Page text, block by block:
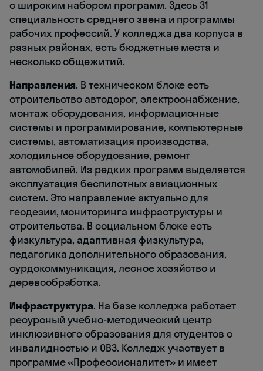
с широким набором программ. Здесь 31
специальность среднего звена и программы
рабочих профессий. У колледжа два корпуса в
разных районах, есть бюджетные места и
несколько общежитий.
Направления. В техническом блоке есть
строительство автодорог, электроснабжение,
монтаж оборудования, информационные
системы и программирование, компьютерные
системы, автоматизация производства,
холодильное оборудование, ремонт
автомобилей. Из редких программ выделяется
эксплуатация беспилотных авиационных
систем. Это направление актуально для
геодезии, мониторинга инфраструктуры и
строительства. В социальном блоке есть
физкультура, адаптивная физкультура,
педагогика дополнительного образования,
сурдокоммуникация, лесное хозяйство и
деревообработка.
Инфраструктура. На базе колледжа работает
ресурсный учебно-методический центр
инклюзивного образования для студентов с
инвалидностью и ОВЗ. Колледж участвует в
программе «Профессионалитет» и имеет